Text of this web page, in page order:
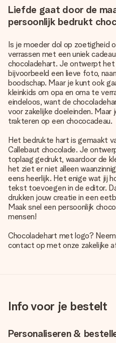
Liefde gaat door de
persoonlijk bedrukt
Is je moeder dol op zoetigheid
verrassen met een uniek
chocoladehart. Je ontwerpt
bijvoorbeeld een lieve foto,
boodschap. Maar je kunt ook
kleinkids om opa en oma te
eindeloos, want de
voor zakelijke doeleinden.
trakteren op een chococadeau.
Het bedrukte hart is gemaakt
Callebaut chocolade. Je
toplaag gedrukt, waardoor de
het ziet er niet alleen
eens heerlijk. Het enige wat jij
tekst toevoegen in de editor.
drukken jouw creatie in een
Maak snel een persoonlijk
mensen!
Chocoladehart met logo?
contact op met onze zakelijke
Info voor je bestelt
Personaliseren &